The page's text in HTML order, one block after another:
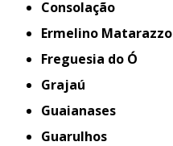
Consolação
Ermelino Matarazzo
Freguesia do Ó
Grajaú
Guaianases
Guarulhos